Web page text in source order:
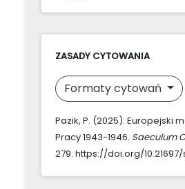
ZASADY CYTOWANIA
Formaty cytowań
Pazik, P. (2025). Europejski
Pracy 1943-1946. Saeculum
279. https://doi.org/